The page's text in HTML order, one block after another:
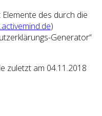
des durch die
)
Generator“
zuletzt am 04.11.2018